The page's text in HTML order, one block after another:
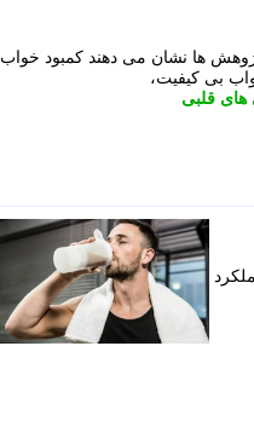
ها نشان می دهند کمبود خواب
بی کیفیت،
های قلبی